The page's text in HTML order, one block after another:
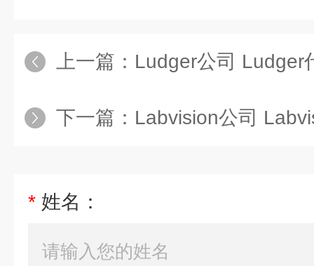
上一篇： Ludger公司 Ludger
下一篇： Labvision公司
* 姓名：